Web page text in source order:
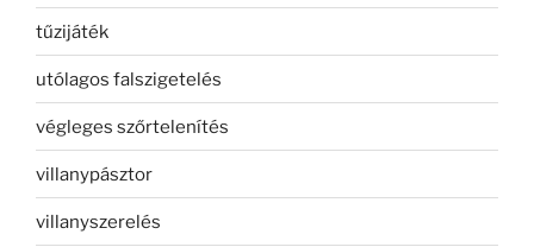
tűzijáték
utólagos falszigetelés
végleges szőrtelenítés
villanypásztor
villanyszerelés